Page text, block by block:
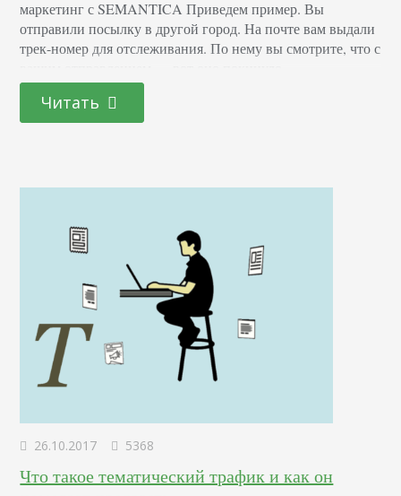
маркетинг с SEMANTICA Приведем пример. Вы
отправили посылку в другой город. На почте вам выдали
трек-номер для отслеживания. По нему вы смотрите, что с
сортировочный центр вашего города, вот прибыло в
другой. Вот его вручили адресату. Каждый раз система
выдает вам статус в ответ на запрос. Как…
Читать
26.10.2017 5368
Что такое тематический трафик и как он